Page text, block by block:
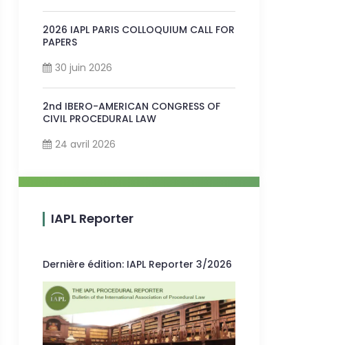
2026 IAPL PARIS COLLOQUIUM CALL FOR
PAPERS
30 juin 2026
2nd IBERO-AMERICAN CONGRESS OF
CIVIL PROCEDURAL LAW
24 avril 2026
IAPL Reporter
Dernière édition: IAPL Reporter 3/2026